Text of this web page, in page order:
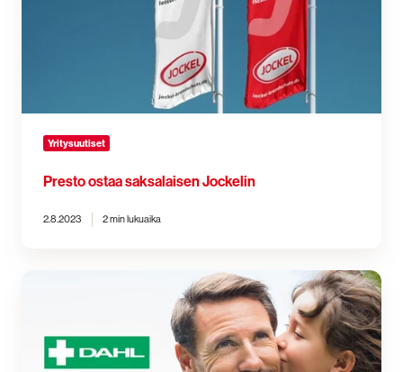
Yritysuutiset
Presto ostaa saksalaisen Jockelin
2.8.2023 2 min lukuaika
Prestoa